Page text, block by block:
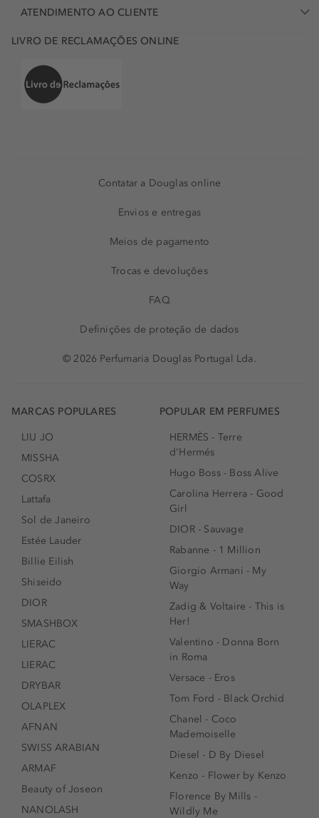
ATENDIMENTO AO CLIENTE
LIVRO DE RECLAMAÇÕES ONLINE
Contatar a Douglas online
Envios e entregas
Meios de pagamento
Trocas e devoluções
FAQ
Definições de proteção de dados
© 2026 Perfumaria Douglas Portugal Lda.
MARCAS POPULARES
LIU JO
MISSHA
COSRX
Lattafa
Sol de Janeiro
Estée Lauder
Billie Eilish
Shiseido
DIOR
SMASHBOX
LIERAC
LIERAC
DRYBAR
OLAPLEX
AFNAN
SWISS ARABIAN
ARMAF
Beauty of Joseon
NANOLASH
POPULAR EM PERFUMES
HERMÈS - Terre
d'Hermés
Hugo Boss - Boss Alive
Carolina Herrera - Good
Girl
DIOR - Sauvage
Rabanne - 1 Million
Giorgio Armani - My
Way
Zadig & Voltaire - This is
Her!
Valentino - Donna Born
in Roma
Versace - Eros
Tom Ford - Black Orchid
Chanel - Coco
Mademoiselle
Diesel - D By Diesel
Kenzo - Flower by Kenzo
Florence By Mills -
Wildly Me